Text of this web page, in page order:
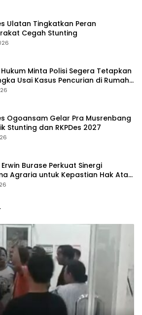
Ulatan Tingkatkan Peran
Cegah Stunting
Minta Polisi Segera Tetapkan
Usai Kasus Pencurian di Rumah
Dewan Bantul di Sigi Naik
Ogoansam Gelar Pra Musrenbang
Stunting dan RKPDes 2027
Burase Perkuat Sinergi
Agraria untuk Kepastian Hak Atas
Masyarakat